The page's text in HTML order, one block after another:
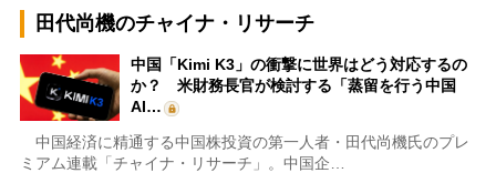
田代尚機のチャイナ・リサーチ
中国「Kimi K3」の衝撃に世界はどう対応するの
か？ 米財務長官が検討する「蒸留を行う中国
AI…
中国経済に精通する中国株投資の第一人者・田代尚機氏のプレ
ミアム連載「チャイナ・リサーチ」。中国企…